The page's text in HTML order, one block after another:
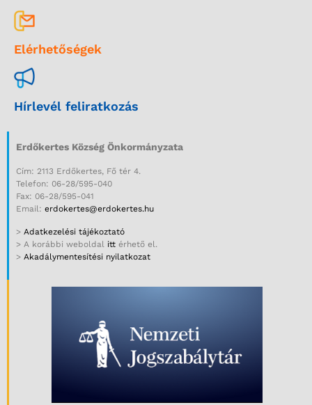
Elérhetőségek
Hírlevél feliratkozás
Erdőkertes Község Önkormányzata
Cím: 2113 Erdőkertes, Fő tér 4.
Telefon: 06-28/595-040
Fax: 06-28/595-041
Email: erdokertes@erdokertes.hu
> Adatkezelési tájékoztató
> A korábbi weboldal itt érhető el.
> Akadálymentesítési nyilatkozat